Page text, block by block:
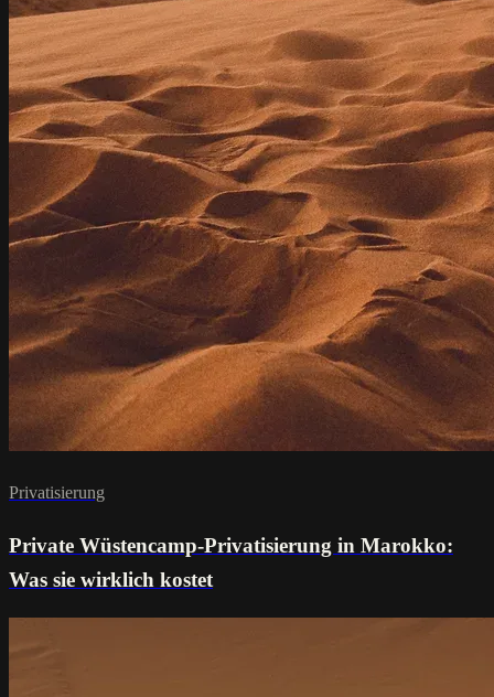
Privatisierung
Private Wüstencamp-Privatisierung in Marokko:
Was sie wirklich kostet